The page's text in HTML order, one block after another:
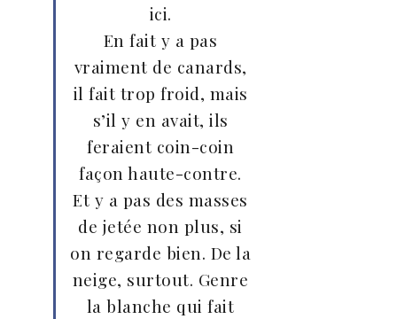
ici.
En fait y a pas
vraiment de canards,
il fait trop froid, mais
s’il y en avait, ils
feraient coin-coin
façon haute-contre.
Et y a pas des masses
de jetée non plus, si
on regarde bien. De la
neige, surtout. Genre
la blanche qui fait